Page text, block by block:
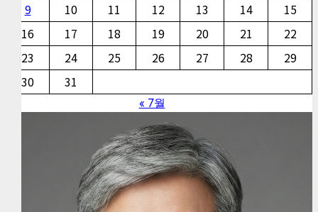
9
10 11 12 13 14
15
16
17 18 19 20 21
22
23
24 25 26 27 28
29
30
31
« 7월